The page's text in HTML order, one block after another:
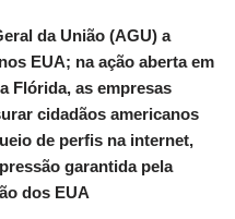
da União (AGU) a
EUA; na ação aberta em
Flórida, as empresas
cidadãos americanos
de perfis na internet,
garantida pela
dos EUA